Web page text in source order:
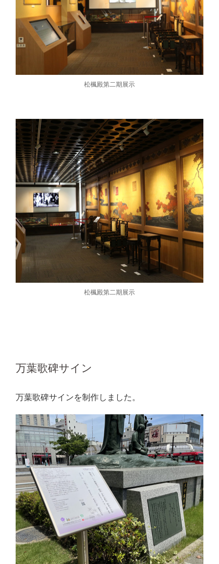
松楓殿第二期展示
松楓殿第二期展示
万葉歌碑サイン
万葉歌碑サインを制作しました。